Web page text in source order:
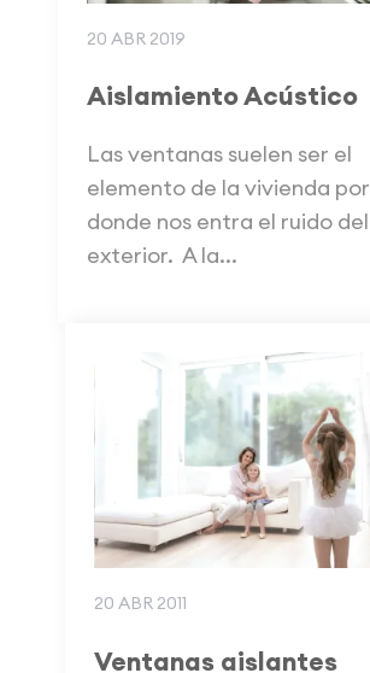
20 ABR 2019
Aislamiento Acústico
Las ventanas suelen ser el
elemento de la vivienda por
donde nos entra el ruido del
exterior. A la...
20 ABR 2011
Ventanas aislantes